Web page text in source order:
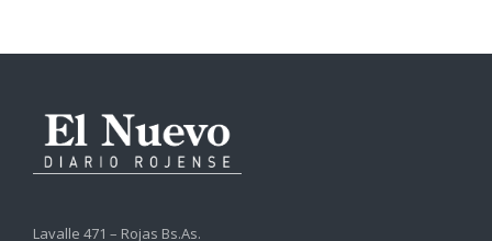
Lavalle 471 – Rojas Bs.As.